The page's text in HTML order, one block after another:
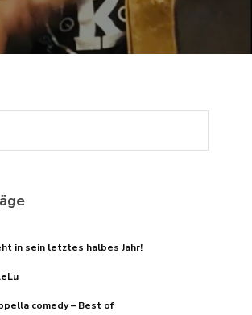
in sein letztes halbes Jahr!
comedy – Best of